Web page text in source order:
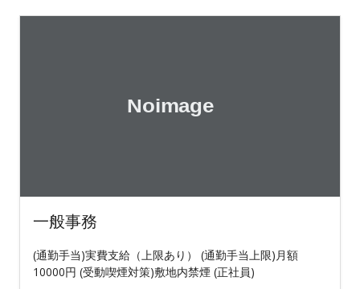
一般事務
(通勤手当)実費支給（上限あり） (通勤手当上限)月額
10000円 (受動喫煙対策)敷地内禁煙 (正社員)